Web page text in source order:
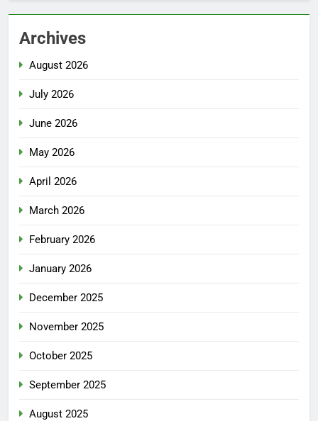
Archives
August 2026
July 2026
June 2026
May 2026
April 2026
March 2026
February 2026
January 2026
December 2025
November 2025
October 2025
September 2025
August 2025